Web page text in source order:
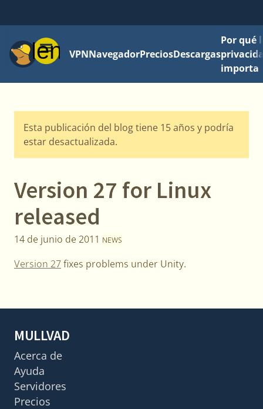
MenúVPNNavegadorPreciosDescargas
Por qué
importa
Esta publicación del blog tiene 15 años y podría
estar desactualizada.
Version 27 for Linux
released
14 de junio de 2011 NEWS
Version 27fixes problems under Unity.
MULLVAD
Acerca de
Ayuda
Servidores
Precios